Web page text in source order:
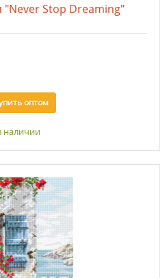
Stop Dreaming"
оптом
наличии